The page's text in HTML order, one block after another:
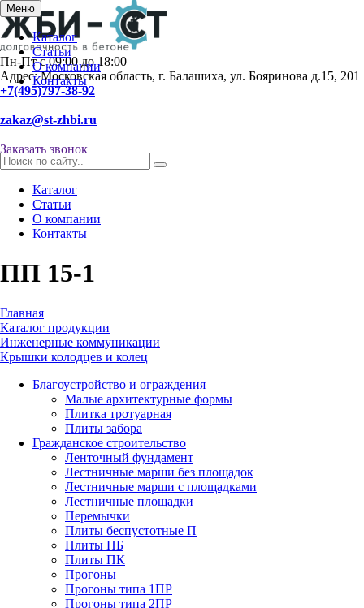
Меню
Каталог
Статьи
О компании
Контакты
Пн-Пт с 09:00 до 18:00
Адрес: Московская область, г. Балашиха, ул. Бояринова д.15, 201
+7(495)797-38-92
zakaz@st-zhbi.ru
Заказать звонок
Каталог
Статьи
О компании
Контакты
ПП 15-1
Главная
Каталог продукции
Инженерные коммуникации
Крышки колодцев и колец
Благоустройство и ограждения
Малые архитектурные формы
Плитка тротуарная
Плиты забора
Гражданское строительство
Ленточный фундамент
Лестничные марши без площадок
Лестничные марши с площадками
Лестничные площадки
Перемычки
Плиты беспустотные П
Плиты ПБ
Плиты ПК
Прогоны
Прогоны типа 1ПР
Прогоны типа 2ПР